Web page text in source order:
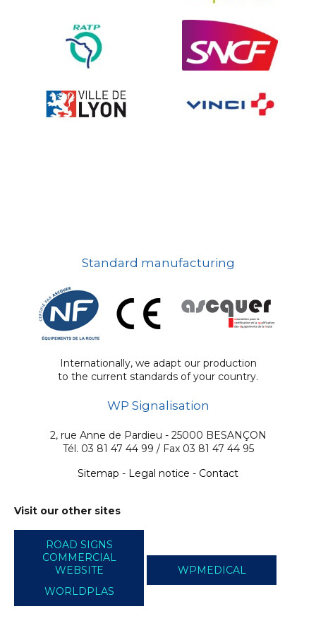
On-board road signs
Standard manufacturing
Internationally, we adapt our production
to the current standards of your country.
WP Signalisation
2, rue Anne de Pardieu - 25000 BESANÇON
Tél. 03 81 47 44 99 / Fax 03 81 47 44 95
Sitemap - Legal notice - Contact
Visit our other sites
ROAD SIGNS
COMMERCIAL
WEBSITE
WPMEDICAL
WORLDPLAS